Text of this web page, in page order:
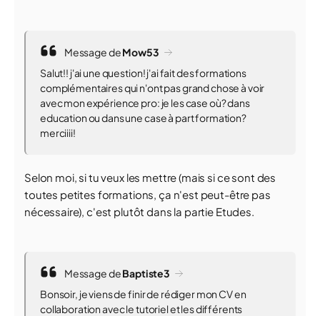
Message deMow53
Salut!! j'ai une question! j'ai fait des formations
complémentaires qui n'ont pas grand chose à voir
avec mon expérience pro: je les case où? dans
education ou dans une case à part formation?
merciiii!
Selon moi, si tu veux les mettre (mais si ce sont des
toutes petites formations, ça n'est peut-être pas
nécessaire), c'est plutôt dans la partie Etudes.
Message deBaptiste3
Bonsoir, je viens de finir de rédiger mon CV en
collaboration avec le tutoriel et les différents